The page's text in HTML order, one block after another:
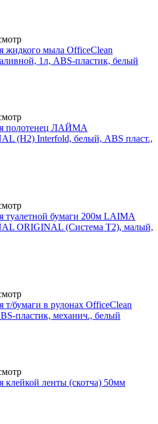
жидкого мыла OfficeClean
1л, ABS-пластик, белый
полотенец ЛАЙМА
(H2) Interfold, белый, ABS пласт.,
туалетной бумаги 200м LAIMA
ORIGINAL (Система T2), малый,
т/бумаги в рулонах OfficeClean
пластик, механич., белый
клейкой ленты (скотча) 50мм